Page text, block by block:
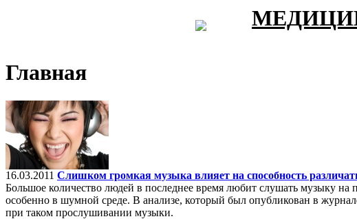
Главная
16.03.2011 Слишком громкая музыка влияет на способность
Большое количество людей в последнее время любит слушать музыку
особенно в шумной среде. В анализе, который был опубликован в
при таком прослушивании музыки.